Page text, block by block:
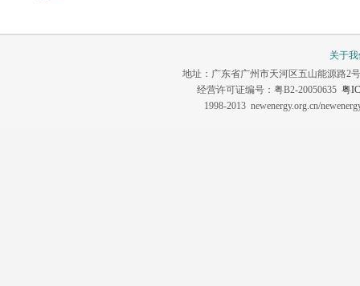
关于
地址：广东省广州市天河区五山能源路2
经营许可证编号：粤B2-20050635 粤
1998-2013 newenergy.org.cn/